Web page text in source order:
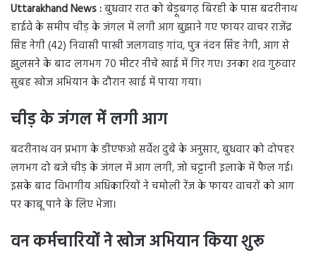
Uttarakhand News :बुधवार रात को बेड़ूबगढ़ बिरही के पास बदरीनाथ
हाईवे के समीप चीड़ के जंगल में लगी आग बुझाने गए फायर वाचर राजेंद्र
सिंह नेगी (42) निवासी पाखी जलगवाड़ गांव, पुत्र नंदन सिंह नेगी, आग से
झुलसने के बाद लगभग 70 मीटर नीचे खाई में गिर गए। उनका शव गुरुवार
सुबह खोज अभियान के दौरान खाई में पाया गया।
चीड़ के जंगल में लगी आग
बदरीनाथ वन प्रभाग के डीएफओ सर्वेश दुबे के अनुसार, बुधवार को दोपहर
लगभग दो बजे चीड़ के जंगल में आग लगी, जो चट्टानी इलाके में फैल गई।
इसके बाद विभागीय अधिकारियों ने चमोली रेंज के फायर वाचरों को आग
पर काबू पाने के लिए भेजा।
वन कर्मचारियों ने खोज अभियान किया शुरू